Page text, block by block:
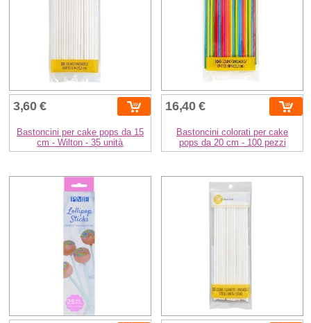
3,60 €
Bastoncini per cake pops da 15
cm - Wilton - 35 unità
16,40 €
Bastoncini colorati per cake
pops da 20 cm - 100 pezzi